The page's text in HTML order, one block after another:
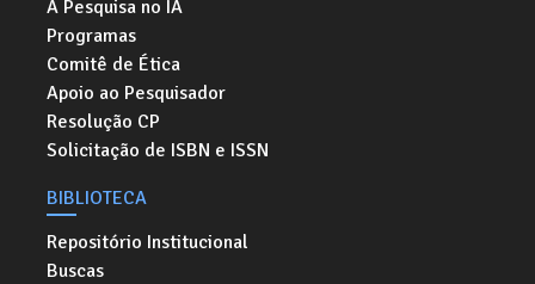
A Pesquisa no IA
Programas
Comitê de Ética
Apoio ao Pesquisador
Resolução CP
Solicitação de ISBN e ISSN
BIBLIOTECA
Repositório Institucional
Buscas